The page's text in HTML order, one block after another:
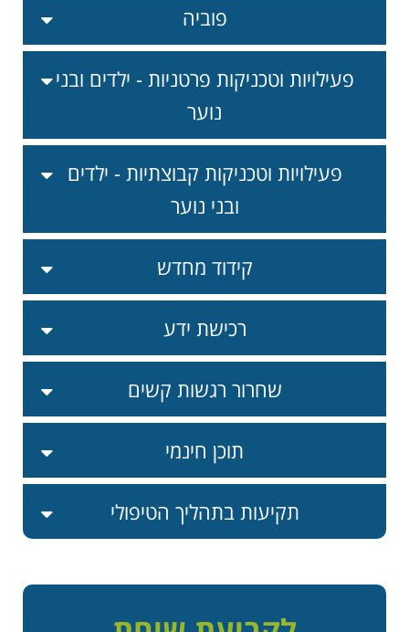
פוביה
פעילויות וטכניקות פרטניות - ילדים ובני
נוער
פעילויות וטכניקות קבוצתיות - ילדים
ובני נוער
קידוד מחדש
רכישת ידע
שחרור רגשות קשים
תוכן חינמי
תקיעות בתהליך הטיפולי